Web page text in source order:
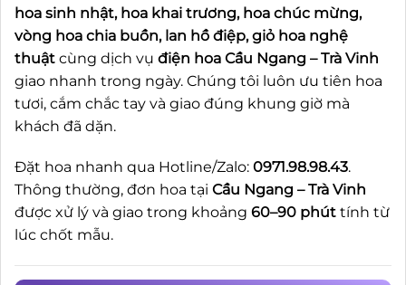
hoa sinh nhật, hoa khai trương, hoa chúc mừng,
vòng hoa chia buồn, lan hồ điệp, giỏ hoa nghệ
thuật cùng dịch vụ điện hoa Cầu Ngang – Trà Vinh
giao nhanh trong ngày. Chúng tôi luôn ưu tiên hoa
tươi, cắm chắc tay và giao đúng khung giờ mà
khách đã dặn.
Đặt hoa nhanh qua Hotline/Zalo: 0971.98.98.43.
Thông thường, đơn hoa tại Cầu Ngang – Trà Vinh
được xử lý và giao trong khoảng 60–90 phút tính từ
lúc chốt mẫu.